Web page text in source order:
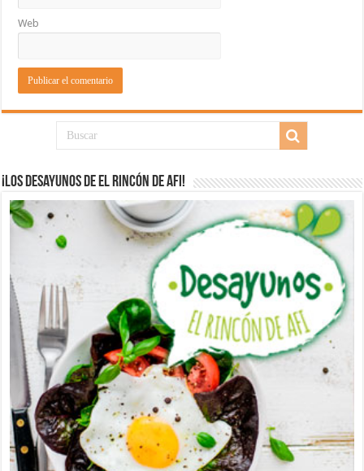
Web
¡Los desayunos de El Rincón de Afi!